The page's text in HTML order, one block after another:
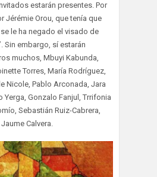
estarán presentes. Por
Jérémie Orou, que tenía que
le ha negado el visado de
Sin embargo, sí estarán
muchos, Mbuyi Kabunda,
Torres, María Rodríguez,
Nicole, Pablo Arconada, Jara
Yerga, Gonzalo Fanjul, Trrifonia
Sebastián Ruiz-Cabrera,
Calvera.